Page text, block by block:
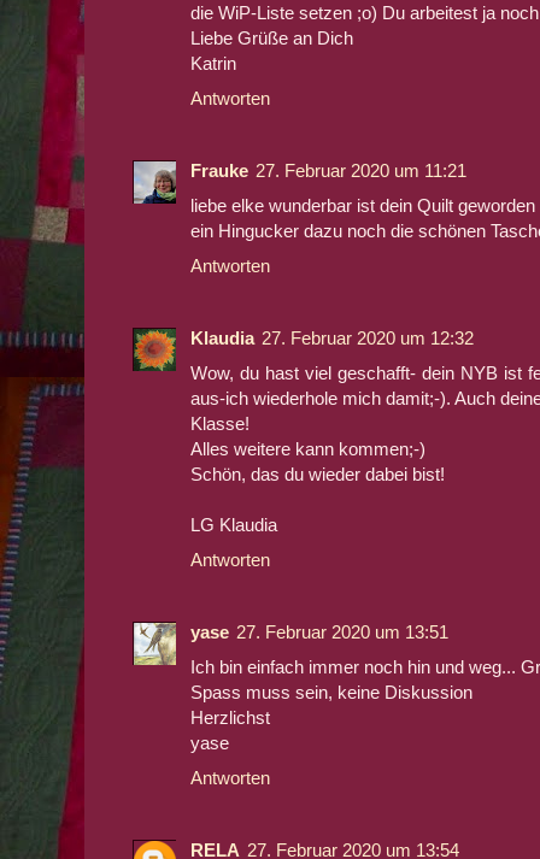
die WiP-Liste setzen ;o) Du arbeitest ja
Liebe Grüße an Dich
Katrin
Antworten
Frauke 27. Februar 2020 um 11:21
liebe elke wunderbar ist dein Quilt
ein Hingucker dazu noch die schönen
Antworten
Klaudia 27. Februar 2020 um 12:32
Wow, du hast viel geschafft- dein NYB ist
aus-ich wiederhole mich damit;-). Auch
Klasse!
Alles weitere kann kommen;-)
Schön, das du wieder dabei bist!
LG Klaudia
Antworten
yase 27. Februar 2020 um 13:51
Ich bin einfach immer noch hin und weg...
Spass muss sein, keine Diskussion
Herzlichst
yase
Antworten
RELA 27. Februar 2020 um 13:54